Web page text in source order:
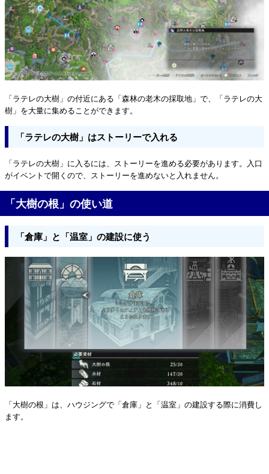
「ラテレの大樹」の付近にある「森林の老木の採取地」で、「ラテレの大
樹」を大量に集めることができます。
「ラテレの大樹」はストーリーで入れる
「ラテレの大樹」に入るには、ストーリーを進める必要があります。入口
がイベントで開くので、ストーリーを進めないと入れません。
「大樹の根」の使い道
「倉庫」と「温室」の建設に使う
「大樹の根」は、ハウジングで「倉庫」と「温室」の建設する際に消費し
ます。